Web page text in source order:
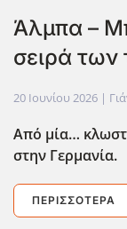
Άλμπα –
σειρά των
20 Ιουνίου 2026 |
Από μία…
στην Γερμανία.
ΠΕΡΙΣΣΌΤΕΡΑ